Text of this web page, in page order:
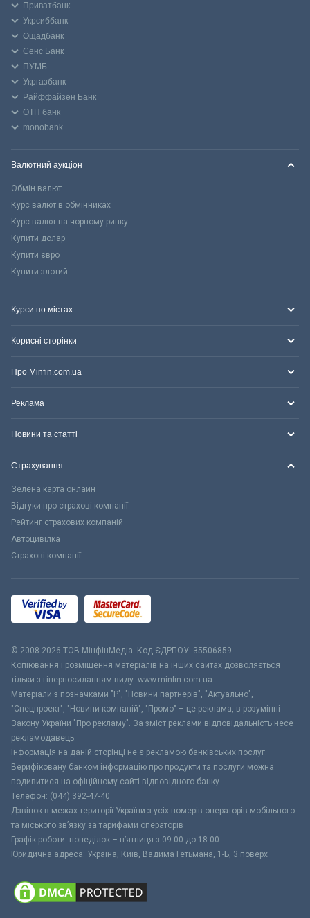
Приватбанк
Укрсиббанк
Ощадбанк
Сенс Банк
ПУМБ
Укргазбанк
Райффайзен Банк
ОТП банк
monobank
Валютний аукціон
Обмін валют
Курс валют в обмінниках
Курс валют на чорному ринку
Купити долар
Купити євро
Купити злотий
Курси по містах
Корисні сторінки
Про Minfin.com.ua
Реклама
Новини та статті
Страхування
Зелена карта онлайн
Відгуки про страхові компанії
Рейтинг страхових компаній
Автоцивілка
Страхові компанії
© 2008-2026 ТОВ МiнфiнМедiа. Код ЄДРПОУ: 35506859
Копіювання і розміщення матеріалів на інших сайтах дозволяється
тільки з гіперпосиланням виду: www.minfin.com.ua
Матеріали з позначками "Р", "Новини партнерів", "Актуально",
"Спецпроект", "Новини компаній", "Промо" – це реклама, в розумінні
Закону України "Про рекламу". За зміст реклами відповідальність несе
рекламодавець.
Інформація на даній сторінці не є рекламою банківських послуг.
Верифіковану банком інформацію про продукти та послуги можна
подивитися на офіційному сайті відповідного банку.
Телефон: (044) 392-47-40
Дзвінок в межах території України з усіх номерів операторів мобільного
та міського зв’язку за тарифами операторів
Графік роботи: понеділок – п’ятниця з 09:00 до 18:00
Юридична адреса: Україна, Київ, Вадима Гетьмана, 1-Б, 3 поверх